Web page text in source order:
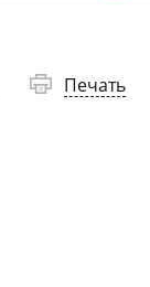
Печать